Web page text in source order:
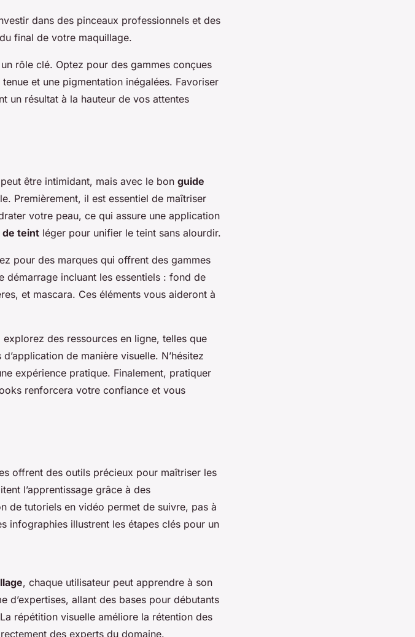
dans des pinceaux professionnels et des
final de votre maquillage.
rôle clé. Optez pour des gammes conçues
et une pigmentation inégalées. Favoriser
un résultat à la hauteur de vos attentes
peut être intimidant, mais avec le bon guide
Premièrement, il est essentiel de maîtriser
votre peau, ce qui assure une application
de teint léger pour unifier le teint sans alourdir.
pour des marques qui offrent des gammes
incluant les essentiels : fond de
et mascara. Ces éléments vous aideront à
explorez des ressources en ligne, telles que
de manière visuelle. N’hésitez
expérience pratique. Finalement, pratiquer
renforcera votre confiance et vous
offrent des outils précieux pour maîtriser les
l’apprentissage grâce à des
de tutoriels en vidéo permet de suivre, pas à
infographies illustrent les étapes clés pour un
, chaque utilisateur peut apprendre à son
d’expertises, allant des bases pour débutants
répétition visuelle améliore la rétention des
des experts du domaine.